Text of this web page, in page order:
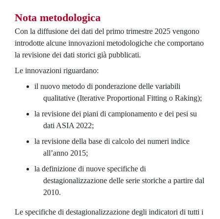
Nota metodologica
Con la diffusione dei dati del primo trimestre 2025 vengono
introdotte alcune innovazioni metodologiche che comportano
la revisione dei dati storici già pubblicati.
Le innovazioni riguardano:
il nuovo metodo di ponderazione delle variabili
qualitative (Iterative Proportional Fitting o Raking);
la revisione dei piani di campionamento e dei pesi su
dati ASIA 2022;
la revisione della base di calcolo dei numeri indice
all’anno 2015;
la definizione di nuove specifiche di
destagionalizzazione delle serie storiche a partire dal
2010.
Le specifiche di destagionalizzazione degli indicatori di tutti i